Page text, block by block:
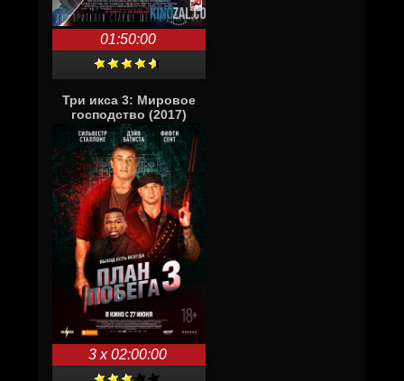
01:50:00
Три икса 3: Мировое
господство (2017)
3 x 02:00:00